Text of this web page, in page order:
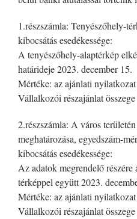
1.részszámla: Tenyészőhely-
kibocsátás esedékessége:
A tenyészőhely-alaptérkép
határideje 2023. december 15.
Mértéke: az ajánlati
Vállalkozói részajánlat összege
2.részszámla: A város
meghatározása, egyedszám-
kibocsátás esedékessége:
Az adatok megrendelő részére
térképpel együtt 2023.
Mértéke: az ajánlati
Vállalkozói részajánlat összege